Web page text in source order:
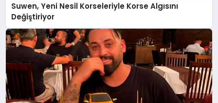
Suwen, Yeni Nesil Korseleriyle Korse Algısını
Değiştiriyor